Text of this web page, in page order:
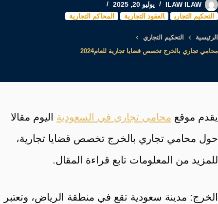
ILAW ILAW
يوليو 20, 2025
التحكيم التجاري
العقود التجارية المحاكم التجارية
الرئيسية
التحكيم التجاري
محامي تجاري بالخرج تخصص قضايا تجارية للعام2024
يقدم موقع محامي تجاري في السعودية اليوم مقالا
حول محامي تجاري بالخرج تخصص قضايا تجارية،
للمزيد من المعلومات تابع قراءة المقال.
الخرج: مدينة سعودية تقع في منطقة الرياض، وتعتبر